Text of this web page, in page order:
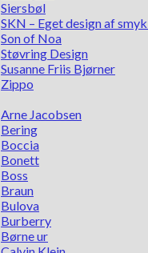
Siersbøl
SKN – Eget design af
Son of Noa
Støvring Design
Susanne Friis Bjørner
Zippo
Arne Jacobsen
Bering
Boccia
Bonett
Boss
Braun
Bulova
Burberry
Børne ur